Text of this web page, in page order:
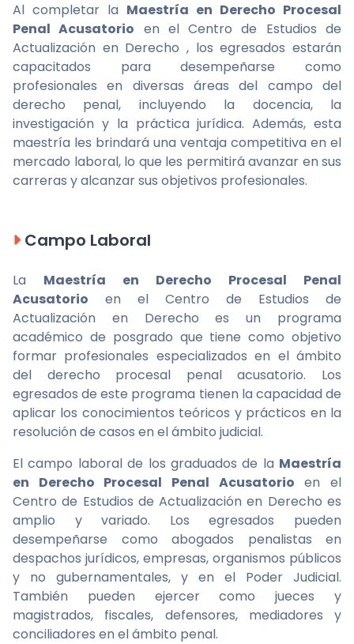
Al completar la Maestría en Derecho Procesal
Penal Acusatorio en el Centro de Estudios de
Actualización en Derecho , los egresados estarán
capacitados para desempeñarse como
profesionales en diversas áreas del campo del
derecho penal, incluyendo la docencia, la
investigación y la práctica jurídica. Además, esta
maestría les brindará una ventaja competitiva en el
mercado laboral, lo que les permitirá avanzar en sus
carreras y alcanzar sus objetivos profesionales.
Campo Laboral
La Maestría en Derecho Procesal Penal
Acusatorio en el Centro de Estudios de
Actualización en Derecho es un programa
académico de posgrado que tiene como objetivo
formar profesionales especializados en el ámbito
del derecho procesal penal acusatorio. Los
egresados de este programa tienen la capacidad de
aplicar los conocimientos teóricos y prácticos en la
resolución de casos en el ámbito judicial.
El campo laboral de los graduados de la Maestría
en Derecho Procesal Penal Acusatorio en el
Centro de Estudios de Actualización en Derecho es
amplio y variado. Los egresados pueden
desempeñarse como abogados penalistas en
despachos jurídicos, empresas, organismos públicos
y no gubernamentales, y en el Poder Judicial.
También pueden ejercer como jueces y
magistrados, fiscales, defensores, mediadores y
conciliadores en el ámbito penal.